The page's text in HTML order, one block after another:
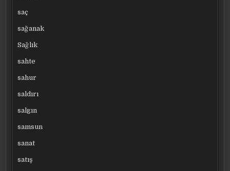
saç
sağanak
Sağlık
sahte
sahur
saldırı
salgın
samsun
sanat
satış